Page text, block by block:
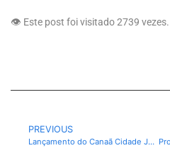
👁️ Este post foi visitado 2739 vezes.
PREVIOUS
Lançamento do Canaã Cidade Junina 2025 promete edição histórica com o tema “Festa na Roça”